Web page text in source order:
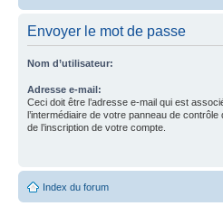
Envoyer le mot de passe
Nom d’utilisateur:
Adresse e-mail:
Ceci doit être l’adresse e-mail qui est
l’intermédiaire de votre panneau de contrôle
de l’inscription de votre compte.
Index du forum